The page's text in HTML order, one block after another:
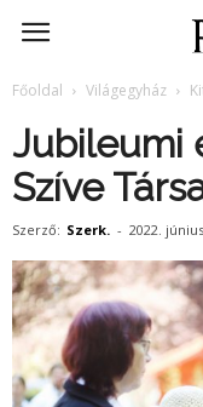
RomKat.ro
Főoldal Világegyház
Jubileumi
Szíve
Szerző: Szerk. - 2022.